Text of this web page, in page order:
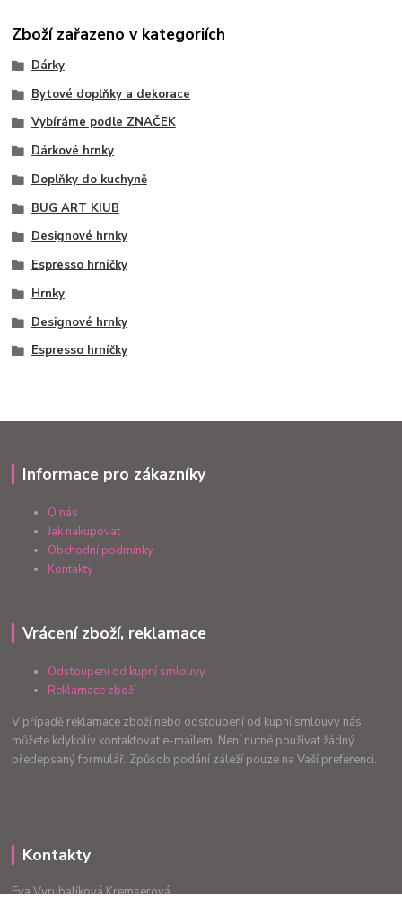
Zboží zařazeno v kategoriích
Dárky
Bytové doplňky a dekorace
Vybíráme podle ZNAČEK
Dárkové hrnky
Doplňky do kuchyně
BUG ART KIUB
Designové hrnky
Espresso hrníčky
Hrnky
Designové hrnky
Espresso hrníčky
Informace pro zákazníky
O nás
Jak nakupovat
Obchodní podmínky
Kontakty
Vrácení zboží, reklamace
Odstoupení od kupní smlouvy
Reklamace zboží
V případě reklamace zboží nebo odstoupení od kupní smlouvy nás
můžete kdykoliv kontaktovat e-mailem. Není nutné používat žádný
předepsaný formulář. Způsob podání záleží pouze na Vaší preferenci.
Kontakty
Eva Vyrubalíková Kremserová